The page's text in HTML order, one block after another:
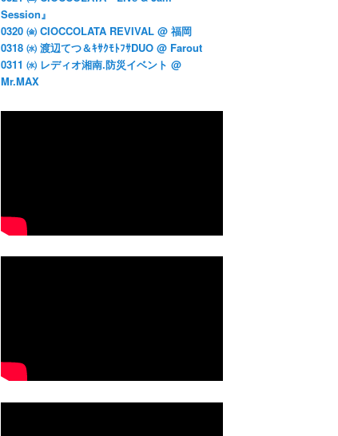
Session』
0320 ㈮ CIOCCOLATA REVIVAL @ 福岡
0318 ㈬ 渡辺てつ＆ｷｻｸﾓﾄﾌｻDUO @ Farout
0311 ㈬ レディオ湘南.防災イベント @
Mr.MAX